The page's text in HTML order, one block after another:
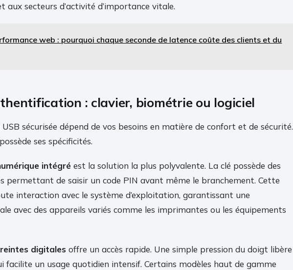
aux secteurs d’activité d’importance vitale.
web : pourquoi chaque seconde de latence coûte des clients et du
: clavier, biométrie ou logiciel
USB sécurisée dépend de vos besoins en matière de confort et de sécurité.
ses spécificités.
intégré est la solution la plus polyvalente. La clé possède des
permettant de saisir un code PIN avant même le branchement. Cette
interaction avec le système d’exploitation, garantissant une
avec des appareils variés comme les imprimantes ou les équipements
digitales offre un accès rapide. Une simple pression du doigt libère
facilite un usage quotidien intensif. Certains modèles haut de gamme